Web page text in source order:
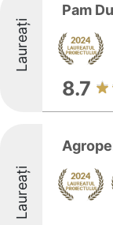
Laureați
Pam
8.7
Laureați